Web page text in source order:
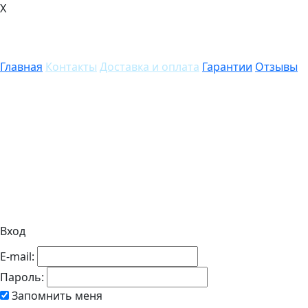
X
Главная Контакты Доставка и оплата Гарантии Отзывы
Вход
E-mail:
Пароль:
Запомнить меня